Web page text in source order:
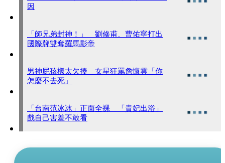
因
「師兄弟封神！」 劉修甫、曹佑寧打出
國際牌雙奪羅馬影帝
男神屁孩樣太欠揍 女星狂罵詹懷雲「你
怎麼不去死」
「台南范冰冰」正面全裸 「貴妃出浴」
戲自己害羞不敢看